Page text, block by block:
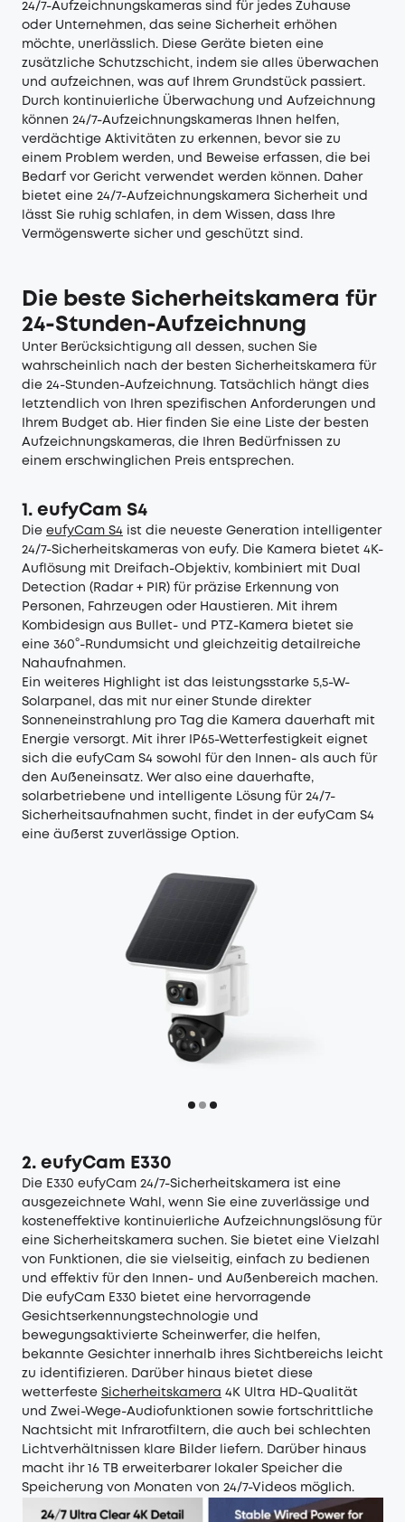
24/7-Aufzeichnungskameras sind für jedes Zuhause
oder Unternehmen, das seine Sicherheit erhöhen
möchte, unerlässlich. Diese Geräte bieten eine
zusätzliche Schutzschicht, indem sie alles überwachen
und aufzeichnen, was auf Ihrem Grundstück passiert.
Durch kontinuierliche Überwachung und Aufzeichnung
können 24/7-Aufzeichnungskameras Ihnen helfen,
verdächtige Aktivitäten zu erkennen, bevor sie zu
einem Problem werden, und Beweise erfassen, die bei
Bedarf vor Gericht verwendet werden können. Daher
bietet eine 24/7-Aufzeichnungskamera Sicherheit und
lässt Sie ruhig schlafen, in dem Wissen, dass Ihre
Vermögenswerte sicher und geschützt sind.
Die beste Sicherheitskamera für
24-Stunden-Aufzeichnung
Unter Berücksichtigung all dessen, suchen Sie
wahrscheinlich nach der besten Sicherheitskamera für
die 24-Stunden-Aufzeichnung. Tatsächlich hängt dies
letztendlich von Ihren spezifischen Anforderungen und
Ihrem Budget ab. Hier finden Sie eine Liste der besten
Aufzeichnungskameras, die Ihren Bedürfnissen zu
einem erschwinglichen Preis entsprechen.
1. eufyCam S4
Die eufyCam S4 ist die neueste Generation intelligenter
24/7-Sicherheitskameras von eufy. Die Kamera bietet 4K-
Auflösung mit Dreifach-Objektiv, kombiniert mit Dual
Detection (Radar + PIR) für präzise Erkennung von
Personen, Fahrzeugen oder Haustieren. Mit ihrem
Kombidesign aus Bullet- und PTZ-Kamera bietet sie
eine 360°-Rundumsicht und gleichzeitig detailreiche
Nahaufnahmen.
Ein weiteres Highlight ist das leistungsstarke 5,5-W-
Solarpanel, das mit nur einer Stunde direkter
Sonneneinstrahlung pro Tag die Kamera dauerhaft mit
Energie versorgt. Mit ihrer IP65-Wetterfestigkeit eignet
sich die eufyCam S4 sowohl für den Innen- als auch für
den Außeneinsatz. Wer also eine dauerhafte,
solarbetriebene und intelligente Lösung für 24/7-
Sicherheitsaufnahmen sucht, findet in der eufyCam S4
eine äußerst zuverlässige Option.
2. eufyCam E330
Die E330 eufyCam 24/7-Sicherheitskamera ist eine
ausgezeichnete Wahl, wenn Sie eine zuverlässige und
kosteneffektive kontinuierliche Aufzeichnungslösung für
eine Sicherheitskamera suchen. Sie bietet eine Vielzahl
von Funktionen, die sie vielseitig, einfach zu bedienen
und effektiv für den Innen- und Außenbereich machen.
Die eufyCam E330 bietet eine hervorragende
Gesichtserkennungstechnologie und
bewegungsaktivierte Scheinwerfer, die helfen,
bekannte Gesichter innerhalb ihres Sichtbereichs leicht
zu identifizieren. Darüber hinaus bietet diese
wetterfeste Sicherheitskamera 4K Ultra HD-Qualität
und Zwei-Wege-Audiofunktionen sowie fortschrittliche
Nachtsicht mit Infrarotfiltern, die auch bei schlechten
Lichtverhältnissen klare Bilder liefern. Darüber hinaus
macht ihr 16 TB erweiterbarer lokaler Speicher die
Speicherung von Monaten von 24/7-Videos möglich.